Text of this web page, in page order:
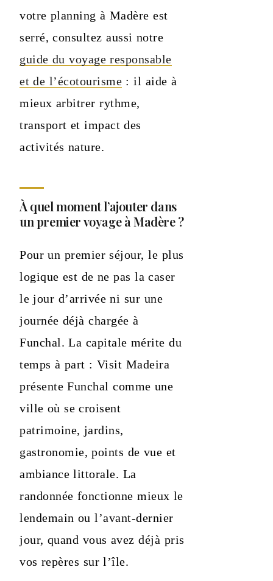
votre planning à Madère est
serré, consultez aussi notre
guide du voyage responsable
et de l’écotourisme : il aide à
mieux arbitrer rythme,
transport et impact des
activités nature.
À quel moment l’ajouter dans
un premier voyage à Madère ?
Pour un premier séjour, le plus
logique est de ne pas la caser
le jour d’arrivée ni sur une
journée déjà chargée à
Funchal. La capitale mérite du
temps à part : Visit Madeira
présente Funchal comme une
ville où se croisent
patrimoine, jardins,
gastronomie, points de vue et
ambiance littorale. La
randonnée fonctionne mieux le
lendemain ou l’avant-dernier
jour, quand vous avez déjà pris
vos repères sur l’île.